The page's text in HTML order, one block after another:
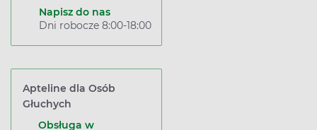
Napisz do nas
Dni robocze 8:00-18:00
Apteline dla Osób
Głuchych
Obsługa w